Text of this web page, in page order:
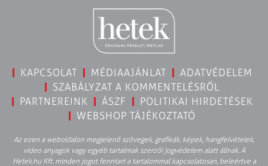
KAPCSOLAT MÉDIAAJÁNLAT
ADATVÉDELEM
SZABÁLYZAT A KOMMENTELÉSRŐL
PARTNEREINK
ÁSZF
POLITIKAI HIRDETÉSEK
WEBSHOP TÁJÉKOZTATÓ
Az ezen a weboldalon megjelenő szövegek, grafikák, képek, hangfelvételek,
video anyagok vagy egyéb tartalmak szerzői jogvédelem alatt állnak. A
Hetek.hu Kft. minden jogot fenntart a tartalommal kapcsolatosan, beleértve a